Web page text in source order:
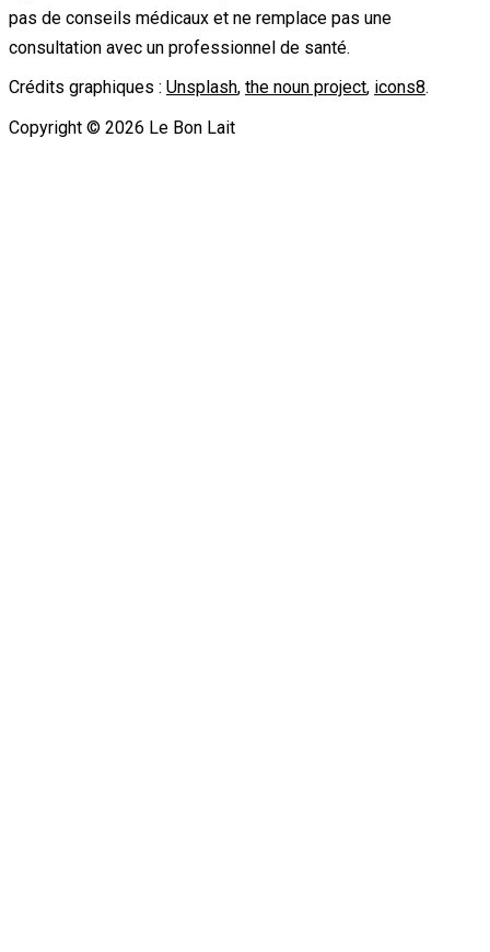
pas de conseils médicaux et ne remplace pas une
consultation avec un professionnel de santé.
Crédits graphiques : Unsplash, the noun project, icons8.
Copyright © 2026 Le Bon Lait